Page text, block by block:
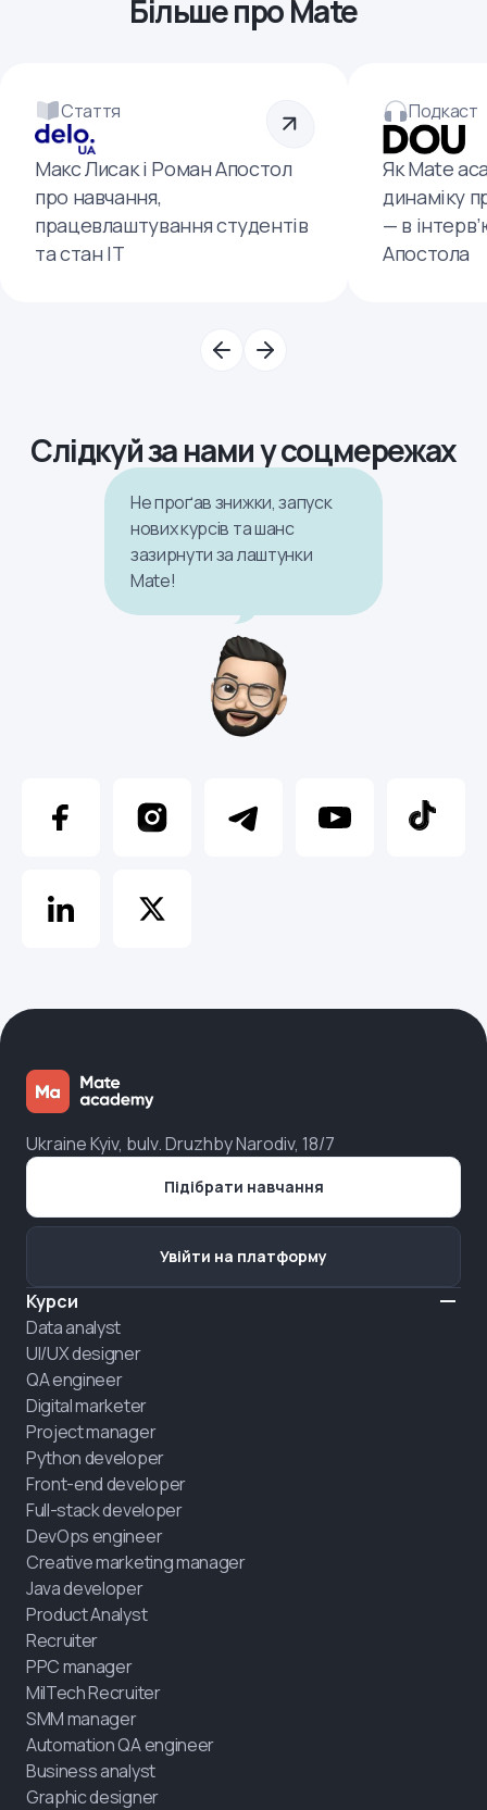
Більше про Mate
Стаття
Макс Лисак і Роман Апостол
про навчання,
працевлаштування студентів
та стан ІТ
Подкаст
Як Mate
динаміку
— в
Апостола
Слідкуй за нами у соцмережах
Не проґав знижки, запуск
нових курсів та шанс
зазирнути за лаштунки
Mate!
Ukraine Kyiv, bulv. Druzhby Narodiv, 18/7
Курси
Data analyst
UI/UX designer
QA engineer
Digital marketer
Project manager
Python developer
Front-end developer
Full-stack developer
DevOps engineer
Creative marketing manager
Java developer
Product Analyst
Recruiter
PPC manager
MilTech Recruiter
SMM manager
Automation QA engineer
Business analyst
Graphic designer
Підібрати навчання
Увійти на платформу